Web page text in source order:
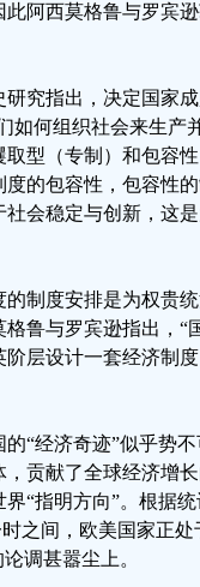
阿西莫格鲁与罗宾
究指出，决定国家
何组织社会来生产
型（专制）和包容
的包容性，包容性
会稳定与创新，这
制度安排是为权贵
鲁与罗宾逊指出，“
层设计一套经济制
“经济奇迹”似乎势
贡献了全球经济增长
“指明方向”。根据
之间，欧美国家正
调甚嚣尘上。